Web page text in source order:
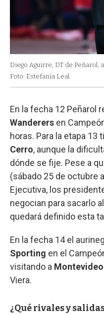
Diego Aguirre, DT de Peñarol,
Foto: Estefanía Leal.
En la fecha 12 Peñarol
Wanderers en
horas. Para la etapa 13
Cerro, aunque la
dónde se fije. Pese a
(sábado 25 de octubre
Ejecutiva, los
negocian para sacarlo
quedará definido esta
En la fecha 14 el
Sporting en el
visitando a
Viera.
¿Qué rivales y